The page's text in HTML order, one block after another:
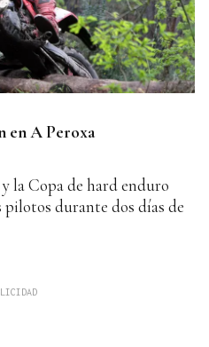
en A Peroxa
la Copa de hard enduro
durante dos días de